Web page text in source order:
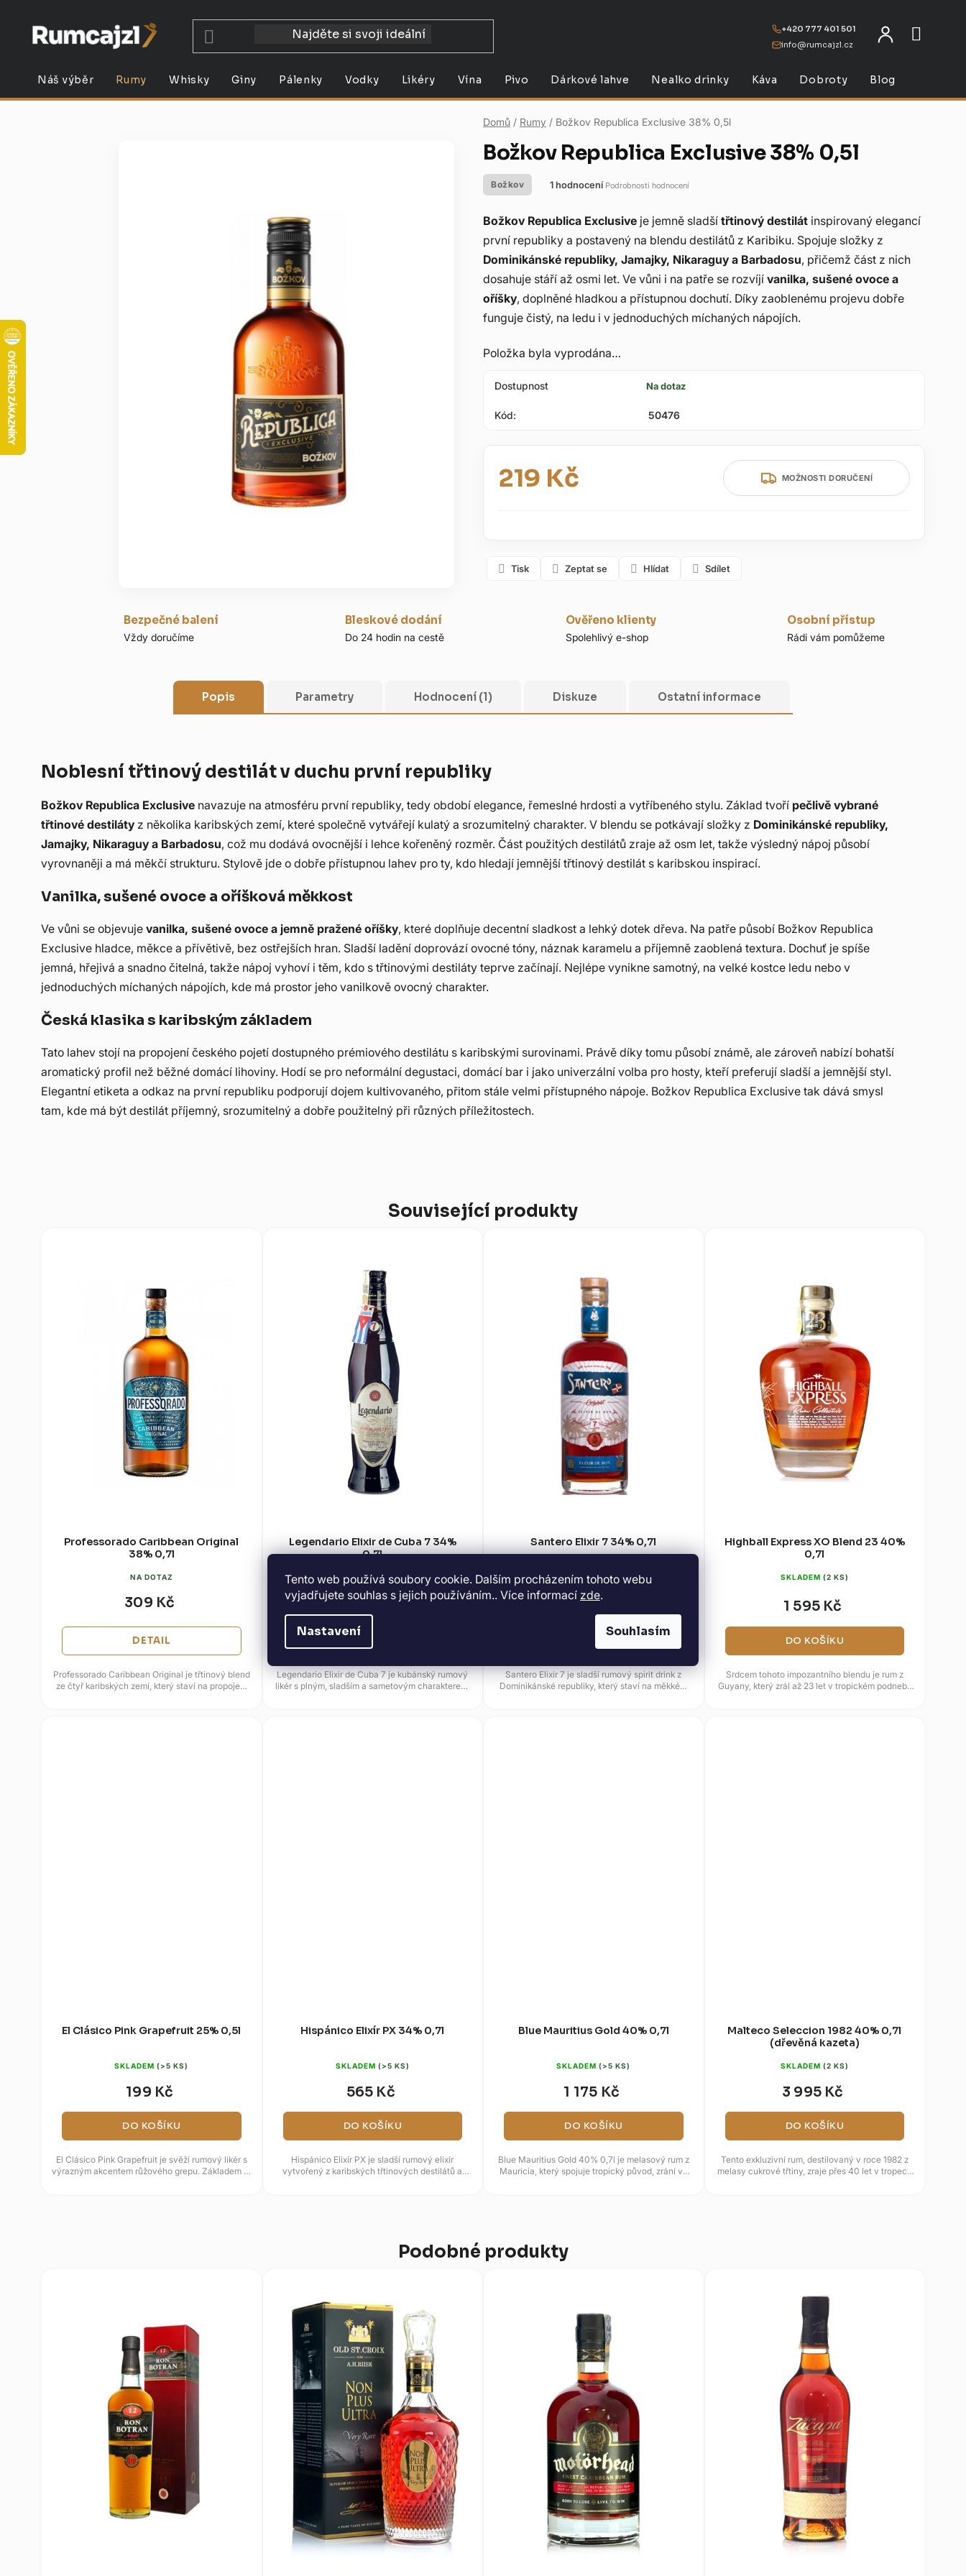
Tento web používá soubory cookie. Dalším procházením tohoto webu
vyjadřujete souhlas s jejich používáním.. Více informací zde.
Nastavení Souhlasím
+420 777 401 501
info@rumcajzl.cz
Náš výběr Rumy Whisky Giny Pálenky Vodky Likéry Vína Pivo Dárkové lahve Nealko drinky Káva Dobroty Blog
Domů / Rumy / Božkov Republica Exclusive 38% 0,5l
Božkov Republica Exclusive 38% 0,5l
Božkov
hodnocení
produktu
je
2,0
5
hvězdiček.
1 hodnocení Podrobnosti hodnocení
Božkov Republica Exclusive je jemně sladší třtinový destilát inspirovaný elegancí
první republiky a postavený na blendu destilátů z Karibiku. Spojuje složky z
Dominikánské republiky, Jamajky, Nikaraguy a Barbadosu, přičemž část z nich
dosahuje stáří až osmi let. Ve vůni i na patře se rozvíjí vanilka, sušené ovoce a
oříšky, doplněné hladkou a přístupnou dochutí. Díky zaoblenému projevu dobře
funguje čistý, na ledu i v jednoduchých míchaných nápojích.
Položka byla vyprodána…
Dostupnost Na dotaz
Kód: 50476
219 Kč
Měrná cena:
MOŽNOSTI DORUČENÍ
Tisk Zeptat se Hlídat Sdílet
Bezpečné balení
Vždy doručíme
Bleskové dodání
Do 24 hodin na cestě
Ověřeno klienty
Spolehlivý e-shop
Osobní přístup
Rádi vám pomůžeme
Popis Parametry Hodnocení (1) Diskuze Ostatní informace
Noblesní třtinový destilát v duchu první republiky
Božkov Republica Exclusive navazuje na atmosféru první republiky, tedy období elegance, řemeslné hrdosti a vytříbeného stylu. Základ tvoří pečlivě vybrané
třtinové destiláty z několika karibských zemí, které společně vytvářejí kulatý a srozumitelný charakter. V blendu se potkávají složky z Dominikánské republiky,
Jamajky, Nikaraguy a Barbadosu, což mu dodává ovocnější i lehce kořeněný rozměr. Část použitých destilátů zraje až osm let, takže výsledný nápoj působí
vyrovnaněji a má měkčí strukturu. Stylově jde o dobře přístupnou lahev pro ty, kdo hledají jemnější třtinový destilát s karibskou inspirací.
Vanilka, sušené ovoce a oříšková měkkost
Ve vůni se objevuje vanilka, sušené ovoce a jemně pražené oříšky, které doplňuje decentní sladkost a lehký dotek dřeva. Na patře působí Božkov Republica
Exclusive hladce, měkce a přívětivě, bez ostřejších hran. Sladší ladění doprovází ovocné tóny, náznak karamelu a příjemně zaoblená textura. Dochuť je spíše
jemná, hřejivá a snadno čitelná, takže nápoj vyhoví i těm, kdo s třtinovými destiláty teprve začínají. Nejlépe vynikne samotný, na velké kostce ledu nebo v
jednoduchých míchaných nápojích, kde má prostor jeho vanilkově ovocný charakter.
Česká klasika s karibským základem
Tato lahev stojí na propojení českého pojetí dostupného prémiového destilátu s karibskými surovinami. Právě díky tomu působí známě, ale zároveň nabízí bohatší
aromatický profil než běžné domácí lihoviny. Hodí se pro neformální degustaci, domácí bar i jako univerzální volba pro hosty, kteří preferují sladší a jemnější styl.
Elegantní etiketa a odkaz na první republiku podporují dojem kultivovaného, přitom stále velmi přístupného nápoje. Božkov Republica Exclusive tak dává smysl
tam, kde má být destilát příjemný, srozumitelný a dobře použitelný při různých příležitostech.
Související produkty
Professorado Caribbean Original
38% 0,7l
NA DOTAZ
309 Kč
DETAIL
Professorado Caribbean Original je třtinový blend
ze čtyř karibských zemí, který staví na propojení
Legendario Elixir de Cuba 7 34%
0,7l
SKLADEM(>5 KS)
Legendario Elixir de Cuba 7 je kubánský rumový
likér s plným, sladším a sametovým charakterem.
Santero Elixir 7 34% 0,7l
NA DOTAZ
515 Kč
Santero Elixir 7 je sladší rumový spirit drink z
Dominikánské republiky, který staví na měkkém
Highball Express XO Blend 23 40%
0,7l
SKLADEM (2 KS)
1 595 Kč
DO KOŠÍKU
Srdcem tohoto impozantního blendu je rum z
Guyany, který zrál až 23 let v tropickém podnebí.
El Clásico Pink Grapefruit 25% 0,5l
SKLADEM(>5 KS)
199 Kč
DO KOŠÍKU
El Clásico Pink Grapefruit je svěží rumový likér s
výrazným akcentem růžového grepu. Základem je
Hispánico Elixír PX 34% 0,7l
SKLADEM (>5 KS)
565 Kč
DO KOŠÍKU
Hispánico Elixír PX je sladší rumový elixír
vytvořený z karibských třtinových destilátů a
Blue Mauritius Gold 40% 0,7l
SKLADEM(>5 KS)
1 175 Kč
DO KOŠÍKU
Blue Mauritius Gold 40% 0,7l je melasový rum z
Mauricia, který spojuje tropický původ, zrání ve
Malteco Seleccion 1982 40% 0,7l
(dřevěná kazeta)
SKLADEM (2 KS)
3 995 Kč
DO KOŠÍKU
Tento exkluzivní rum, destilovaný v roce 1982 z
melasy cukrové třtiny, zraje přes 40 let v tropech
Podobné produkty